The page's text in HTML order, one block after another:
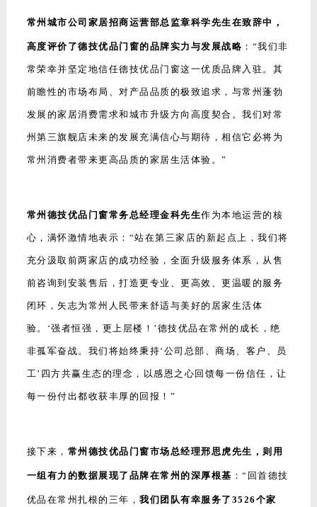
常州城市公司家居招商运营部总监章科学先生在致辞中，
高度评价了德技优品门窗的品牌实力与发展战略 ：“我们非
常荣幸并坚定地信任德技优品门窗这一优质品牌入驻。其
前瞻性的市场布局、对产品品质的极致追求，与常州蓬勃
发展的家居消费需求和城市升级方向高度契合。我们对常
州第三旗舰店未来的发展充满信心与期待，相信它必将为
常州消费者带来更高品质的家居生活体验。”
常州德技优品门窗常务总经理金科先生作为本地运营的核
心，满怀激情地表示：“站在第三家店的新起点上，我们将
充分汲取前两家店的成功经验，全面升级服务体系，从售
前咨询到安装售后，打造更专业、更高效、更温暖的服务
闭环，矢志为常州人民带来舒适与美好的居家生活体
验。‘强者恒强，更上层楼！’德技优品在常州的成长，绝
非孤军奋战。我们将始终秉持‘公司总部、商场、客户、员
工’四方共赢生态的理念，以感恩之心回馈每一份信任，让
每一份付出都收获丰厚的回报！”
接下来， 常州德技优品门窗市场总经理邢思虎先生，则用
一组有力的数据展现了品牌在常州的深厚根基 ：“回首德技
优品在常州扎根的三年，我们团队有幸服务了3526个家